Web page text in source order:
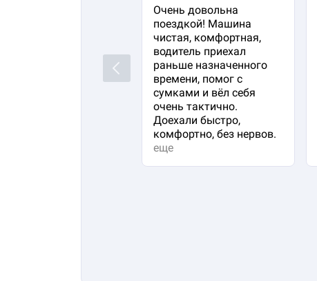
Previous
Очень довольна
поездкой! Машина
чистая, комфортная,
водитель приехал
раньше назначенного
времени, помог с
сумками и вёл себя
очень тактично.
Доехали быстро,
комфортно, без нервов.
еще